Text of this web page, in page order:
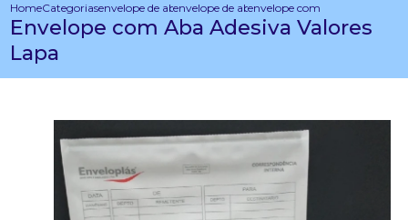
HomeCategoriasenvelope de aba adesivaenvelope de aba adesivada para folders
envelope com aba adesiva
Envelope com Aba Adesiva Valores
Lapa